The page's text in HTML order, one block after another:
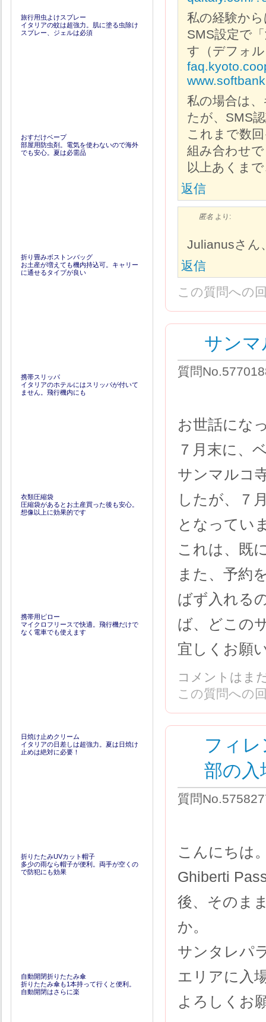
私の経験か
SMS設定で
す（デフォ
私の場合は
たが、SMS
これまで数
組み合わせ
以上あくま
返信
匿名 より:
Julianusさん
返信
この質問への
サン
質問
お世話にな
７月末に、
サンマルコ
したが、７
となってい
これは、既
また、予約
ばず入れる
ば、どこの
宜しくお願
コメントはま
この質問への
フィ
部の
質問
こんにちは
Ghiberti
後、そのま
か。
サンタレパ
エリアに入
よろしくお
旅行用虫よけスプレー
イタリアの蚊は超強力。肌に塗る虫除け
スプレー、ジェルは必須
おすだけベープ
部屋用防虫剤。電気を使わないので海外
でも安心。夏は必需品
折り畳みボストンバッグ
お土産が増えても機内持込可。キャリー
に通せるタイプが良い
携帯スリッパ
イタリアのホテルにはスリッパが付いて
ません。飛行機内にも
衣類圧縮袋
圧縮袋があるとお土産買った後も安心。
想像以上に効果的です
携帯用ピロー
マイクロフリースで快適。飛行機だけで
なく電車でも使えます
日焼け止めクリーム
イタリアの日差しは超強力。夏は日焼け
止めは絶対に必要！
折りたたみUVカット帽子
多少の雨なら帽子が便利。両手が空くの
で防犯にも効果
自動開閉折りたたみ傘
折りたたみ傘も1本持って行くと便利。
自動開閉はさらに楽